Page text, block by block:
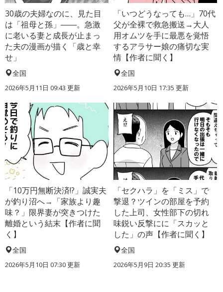
30歳の夫婦なのに、見た目
は「祖母と孫」――。急激
に老いる妻と成長が止まっ
た夫の漫画が描く「歳と幸
せ」
全国
2026年5月11日 09:43 更新
「いつどうなっても…」70代
父が全裸で救急搬送→大人
用オムツを手に最悪を覚悟
するアラサー娘の痛切な実
情【作者に聞く】
全国
2026年5月10日 17:35 更新
「10万円無断決済!?」誠実夫
が釣り沼へ→「家族より趣
味？」限界妻が突きつけた
離婚という結末【作者に聞
く】
全国
2026年5月10日 07:30 更新
「セクハラ」を「ミス」で
撃退？ツインの部屋を予約
した上司、女性部下の切れ
味鋭い反撃にに「スカッと
した」の声【作者に聞く】
全国
2026年5月9日 20:35 更新